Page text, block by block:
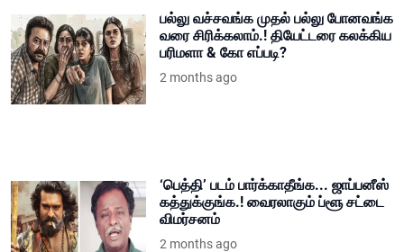
பல்லு வச்சவங்க முதல் பல்லு போனவங்க
வரை சிரிக்கலாம்.! தியேட்டரை கலக்கிய
பரிமளா & கோ எப்படி?
2 months ago
‘பெத்தி’ படம் பார்க்காதீங்க... ஜாப்பனீஸ்
கத்துக்குங்க.! வைரலாகும் ப்ளூ சட்டை
விமர்சனம்
2 months ago